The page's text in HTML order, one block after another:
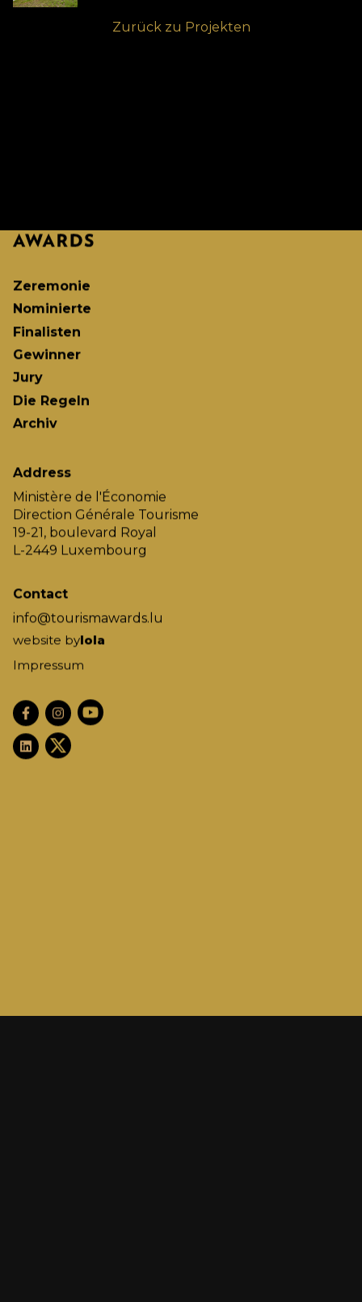
Zurück zu Projekten
Zeremonie
Nominierte
Finalisten
Gewinner
Jury
Die Regeln
Archiv
Address
Ministère de l'Économie
Direction Générale Tourisme
19-21, boulevard Royal
L-2449 Luxembourg
Contact
info@tourismawards.lu
website bylola
Impressum